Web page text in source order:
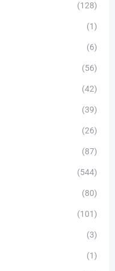
(128)
(1)
(6)
(56)
(42)
(39)
(26)
(87)
(544)
(80)
(101)
(3)
(1)